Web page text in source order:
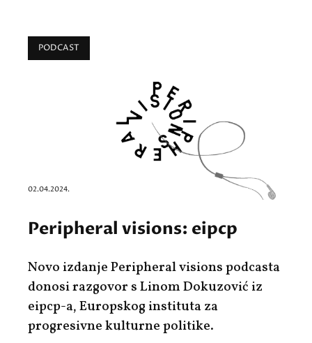
PODCAST
02.04.2024.
Peripheral visions: eipcp
Novo izdanje Peripheral visions podcasta
donosi razgovor s Linom Dokuzović iz
eipcp-a, Europskog instituta za
progresivne kulturne politike.